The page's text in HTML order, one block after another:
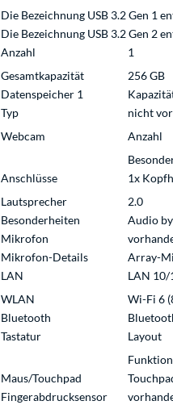
Die Bezeichnung USB 3.2 Gen 1
Die Bezeichnung USB 3.2 Gen 2
Anzahl
1
Gesamtkapazität
256 GB
Datenspeicher 1
Typ
nicht
Webcam Anzahl
Anschlüsse
1x
Lautsprecher
2.0
Besonderheiten
Audio
Mikrofon
Mikrofon-Details
Array-
LAN
LAN
WLAN
Wi-Fi 6
Bluetooth
Tastatur Layout
Maus/Touchpad
Fingerabdrucksensor